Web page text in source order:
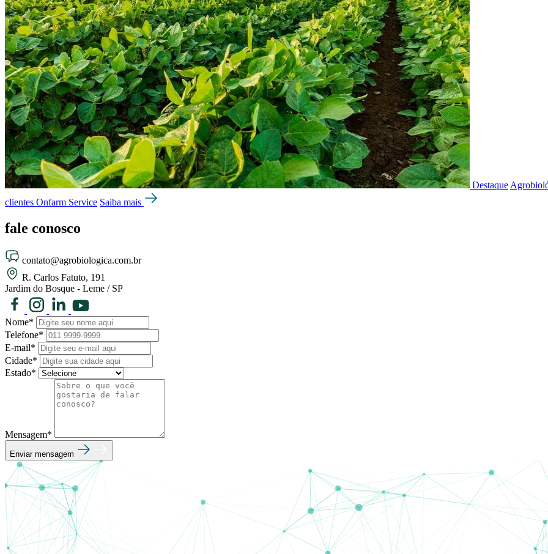
Destaque
clientes Onfarm Service Saiba mais
fale conosco
contato@agrobiologica.com.br
R. Carlos Fatuto, 191
Jardim do Bosque - Leme / SP
Nome*
Telefone*
E-mail*
Cidade*
Estado*
Mensagem*
Enviar mensagem